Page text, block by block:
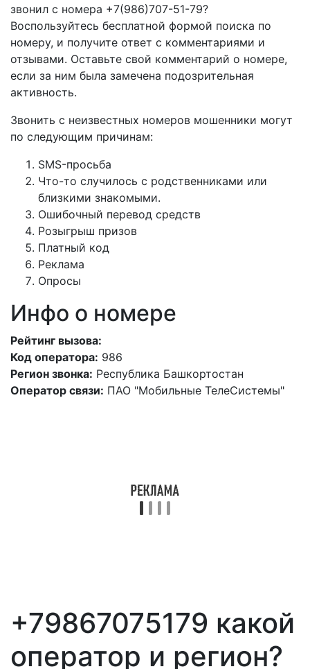
звонил с номера +7(986)707-51-79?
Воспользуйтесь бесплатной формой поиска по
номеру, и получите ответ с комментариями и
отзывами. Оставьте свой комментарий о номере,
если за ним была замечена подозрительная
активность.
Звонить с неизвестных номеров мошенники могут
по следующим причинам:
SMS-просьба
Что-то случилось с родственниками или
близкими знакомыми.
Ошибочный перевод средств
Розыгрыш призов
Платный код
Реклама
Опросы
Инфо о номере
Рейтинг вызова:
Код оператора: 986
Регион звонка: Республика Башкортостан
Оператор связи: ПАО "Мобильные ТелеСистемы"
+79867075179 какой
оператор и регион?